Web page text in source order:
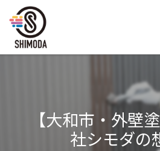
【大和市・外壁
社シモダの